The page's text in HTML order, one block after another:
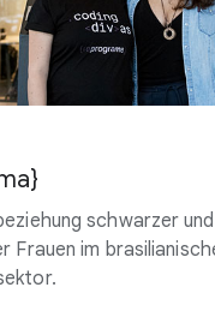
schwarzer und
Frauen im